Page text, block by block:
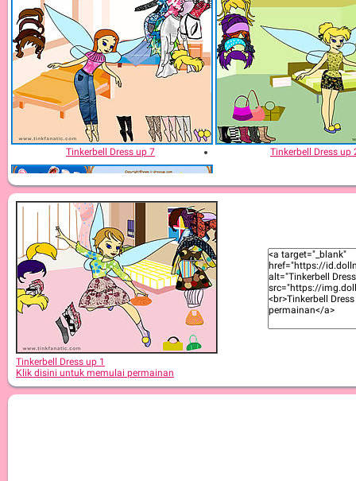
Tinkerbell Dress up 7 Tinkerbell Dress up
Tinkerbell Dress Up 10
Tinkerbell Dress up 1
Klik disini untuk memulai permainan